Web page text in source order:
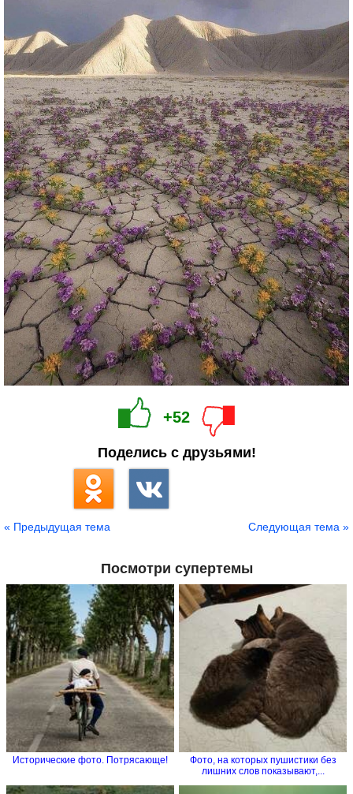
+52
Поделись с друзьями!
« Предыдущая тема Следующая тема »
Посмотри супертемы
Исторические фото. Потрясающе!
Фото, на которых пушистики без
лишних слов показывают,...